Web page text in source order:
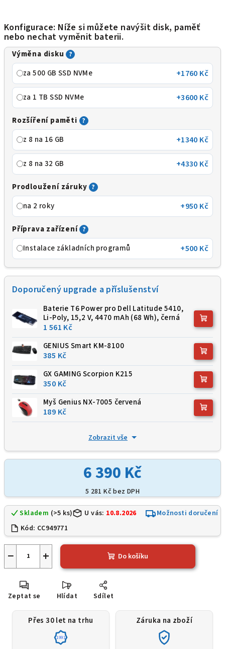
Konfigurace: Níže si můžete navýšit disk, paměť
nebo nechat vyměnit baterii.
Výměna disku ?
za 500 GB SSD NVMe +1760 Kč
za 1 TB SSD NVMe +3600 Kč
Rozšíření paměti ?
z 8 na 16 GB +1340 Kč
z 8 na 32 GB +4330 Kč
Prodloužení záruky ?
na 2 roky +950 Kč
Příprava zařízení ?
Instalace základních programů +500 Kč
Doporučený upgrade a příslušenství
Baterie T6 Power pro Dell Latitude 5410,
Li-Poly, 15,2 V, 4470 mAh (68 Wh), černá
1 561 Kč
GENIUS Smart KM-8100
385 Kč
GX GAMING Scorpion K215
350 Kč
Myš Genius NX-7005 červená
189 Kč
Zobrazit vše
6 390 Kč
5 281 Kčbez DPH
Skladem (>5 ks) U vás: 10.8.2026
Možnosti doručení
Kód: CC949771
+
− Do košíku
Zeptat se Hlídat Sdílet
Přes 30 let na trhu
1991
Záruka na zboží